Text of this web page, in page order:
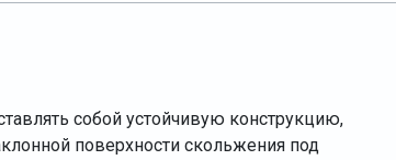
собой устойчивую конструкцию,
поверхности скольжения под